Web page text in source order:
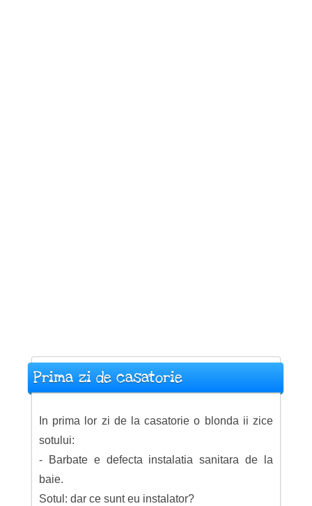
Prima zi de casatorie
In prima lor zi de la casatorie o blonda ii zice
sotului:
- Barbate e defecta instalatia sanitara de la
baie.
Sotul: dar ce sunt eu instalator?